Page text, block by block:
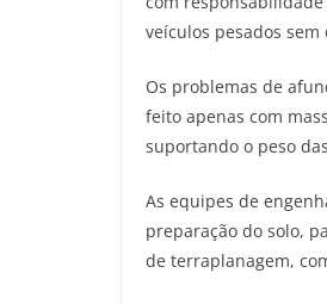
veículos pesados
Os problemas de
feito apenas com
suportando o peso
As equipes de
preparação do solo,
de terraplanagem,